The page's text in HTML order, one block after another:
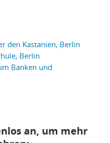
den Kastanien, Berlin
Berlin
Banken und
an, um mehr